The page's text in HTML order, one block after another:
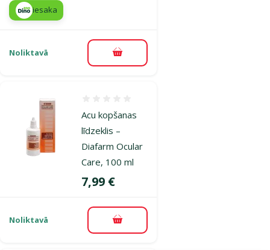
iesaka
Noliktavā Pievienot grozam
Acu kopšanas
līdzeklis –
Diafarm Ocular
Care, 100 ml
Cena
7,99 €
Noliktavā Pievienot grozam